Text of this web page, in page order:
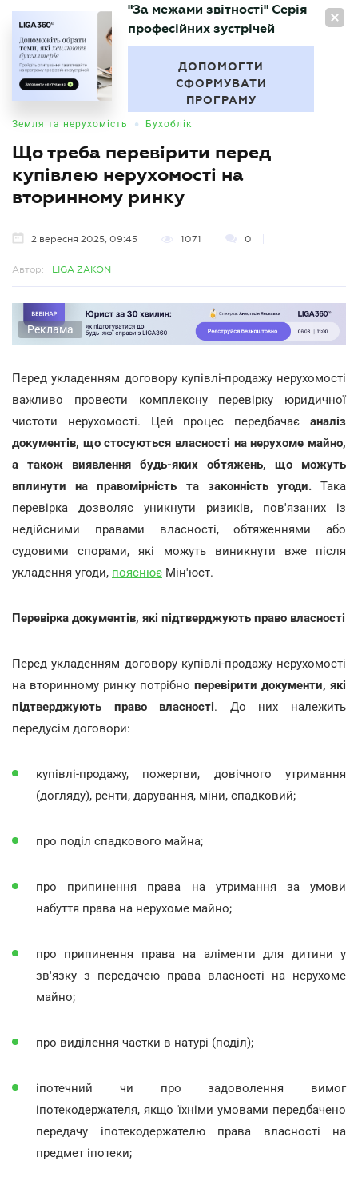
UA
БУХГАЛТЕР
"За межами звітності" Серія
професійних зустрічей
ДОПОМОГТИ
СФОРМУВАТИ
ПРОГРАМУ
Земля та нерухомість • Бухоблік
Що треба перевірити перед
купівлею нерухомості на
вторинному ринку
2 вересня 2025, 09:45 1071 0
Автор: LIGA ZAKON
Реклама
Перед укладенням договору купівлі-продажу нерухомості
важливо провести комплексну перевірку юридичної
чистоти нерухомості. Цей процес передбачає аналіз
документів, що стосуються власності на нерухоме майно,
а також виявлення будь-яких обтяжень, що можуть
вплинути на правомірність та законність угоди. Така
перевірка дозволяє уникнути ризиків, пов'язаних із
недійсними правами власності, обтяженнями або
судовими спорами, які можуть виникнути вже після
укладення угоди, пояснює Мін'юст.
Перевірка документів, які підтверджують право власності
Перед укладенням договору купівлі-продажу нерухомості
на вторинному ринку потрібно перевірити документи, які
підтверджують право власності. До них належить
передусім договори:
купівлі-продажу, пожертви, довічного утримання
(догляду), ренти, дарування, міни, спадковий;
про поділ спадкового майна;
про припинення права на утримання за умови
набуття права на нерухоме майно;
про припинення права на аліменти для дитини у
зв'язку з передачею права власності на нерухоме
майно;
про виділення частки в натурі (поділ);
іпотечний чи про задоволення вимог
іпотекодержателя, якщо їхніми умовами передбачено
передачу іпотекодержателю права власності на
предмет іпотеки;